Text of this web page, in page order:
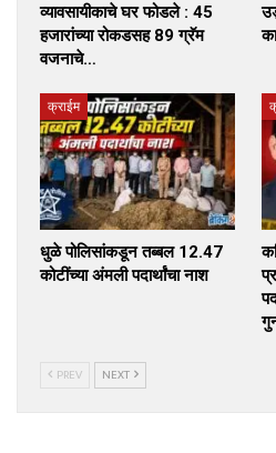
व्यावसायीकाचे घर फोडले : 45
हजारांच्या रोकडसह 89 ग्रॅम
वजनाचे…
क्राईम
धुळे पोलिसांकडून तब्बल 12.47
कोटींच्या अंमली पदार्थांचा नाश
PREV NEXT